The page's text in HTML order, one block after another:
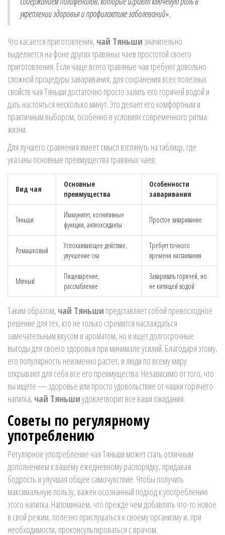
укреплении здоровья и профилактике заболеваний».
Что касается приготовления, чай Тяньшизначительно
выделяется на фоне других травяных чаев простотой своего
приготовления. Если чаще всего травяные чаи требуют довольно
сложной процедуры заваривания, для сохранения всех полезных
свойств чая Тяньши достаточно просто залить его горячей водой и
дать настояться несколько минут. Это делает его комфортным и
практичным выбором, особенно в условиях современного ритма
жизни.
Для лучшего сравнения имеет смысл взглянуть на таблицу, где
указаны основные преимущества травяных чаев:
Вид чая
Основные
преимущества
Особенности
заваривания
Тяньши
Иммунитет, когнитивные
функции, антиоксиданты
Простое заваривание
Ромашковый
Успокаивающее действие,
улучшение сна
Требует точного
времени настаивания
Мятный
Пищеварение,
расслабление
Заваривать горячей, но
не кипящей водой
Таким образом, чай Тяньши представляет собой превосходное
решение для тех, кто не только стремится наслаждаться
замечательным вкусом и ароматом, но и ищет долгосрочные
выгоды для своего здоровья при минимале усилий. Благодаря этому,
его популярность неизменно растет, и люди по всему миру
открывают для себя все его преимущества. Независимо от того, что
вы ищете — здоровье или просто удовольствие от чашки горячего
напитка, чай Тяньшиудовлетворит все ваши ожидания.
Советы по регулярному
употреблению
Регулярное употребление чая Тяньши может стать отличным
дополнением к вашему ежедневному распорядку, придавая
бодрость и улучшая общее самочувствие. Чтобы получить
максимальную пользу, важен осознанный подход к употреблению
этого напитка. Напоминаем, что прежде чем добавлять что-то новое
в свой режим, полезно прислушаться к своему организму и, при
необходимости, проконсультироваться с врачом.